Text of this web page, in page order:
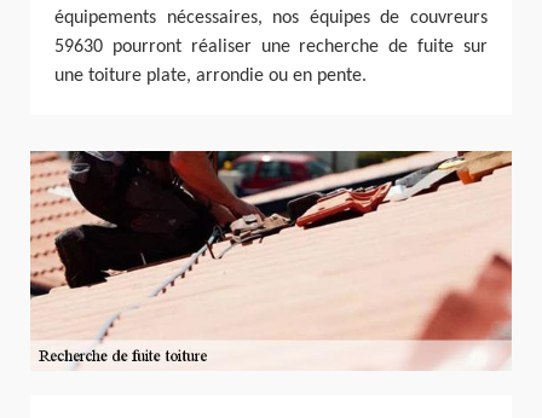
équipements nécessaires, nos équipes de couvreurs
59630 pourront réaliser une recherche de fuite sur
une toiture plate, arrondie ou en pente.